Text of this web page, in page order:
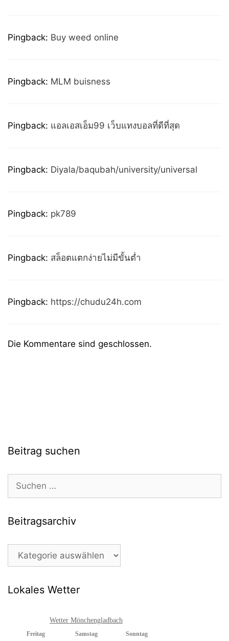
Pingback: Buy weed online
Pingback: MLM buisness
Pingback: แอลเอสเอ็ม99 เว็บแทงบอลที่ดีที่สุด
Pingback: Diyala/baqubah/university/universal
Pingback: pk789
Pingback: สล็อตแตกง่ายไม่มีขั้นต่ำ
Pingback: https://chudu24h.com
Die Kommentare sind geschlossen.
Beitrag suchen
nach:
Beitragsarchiv
Beitragsarchiv
Lokales Wetter
Wetter Mönchengladbach